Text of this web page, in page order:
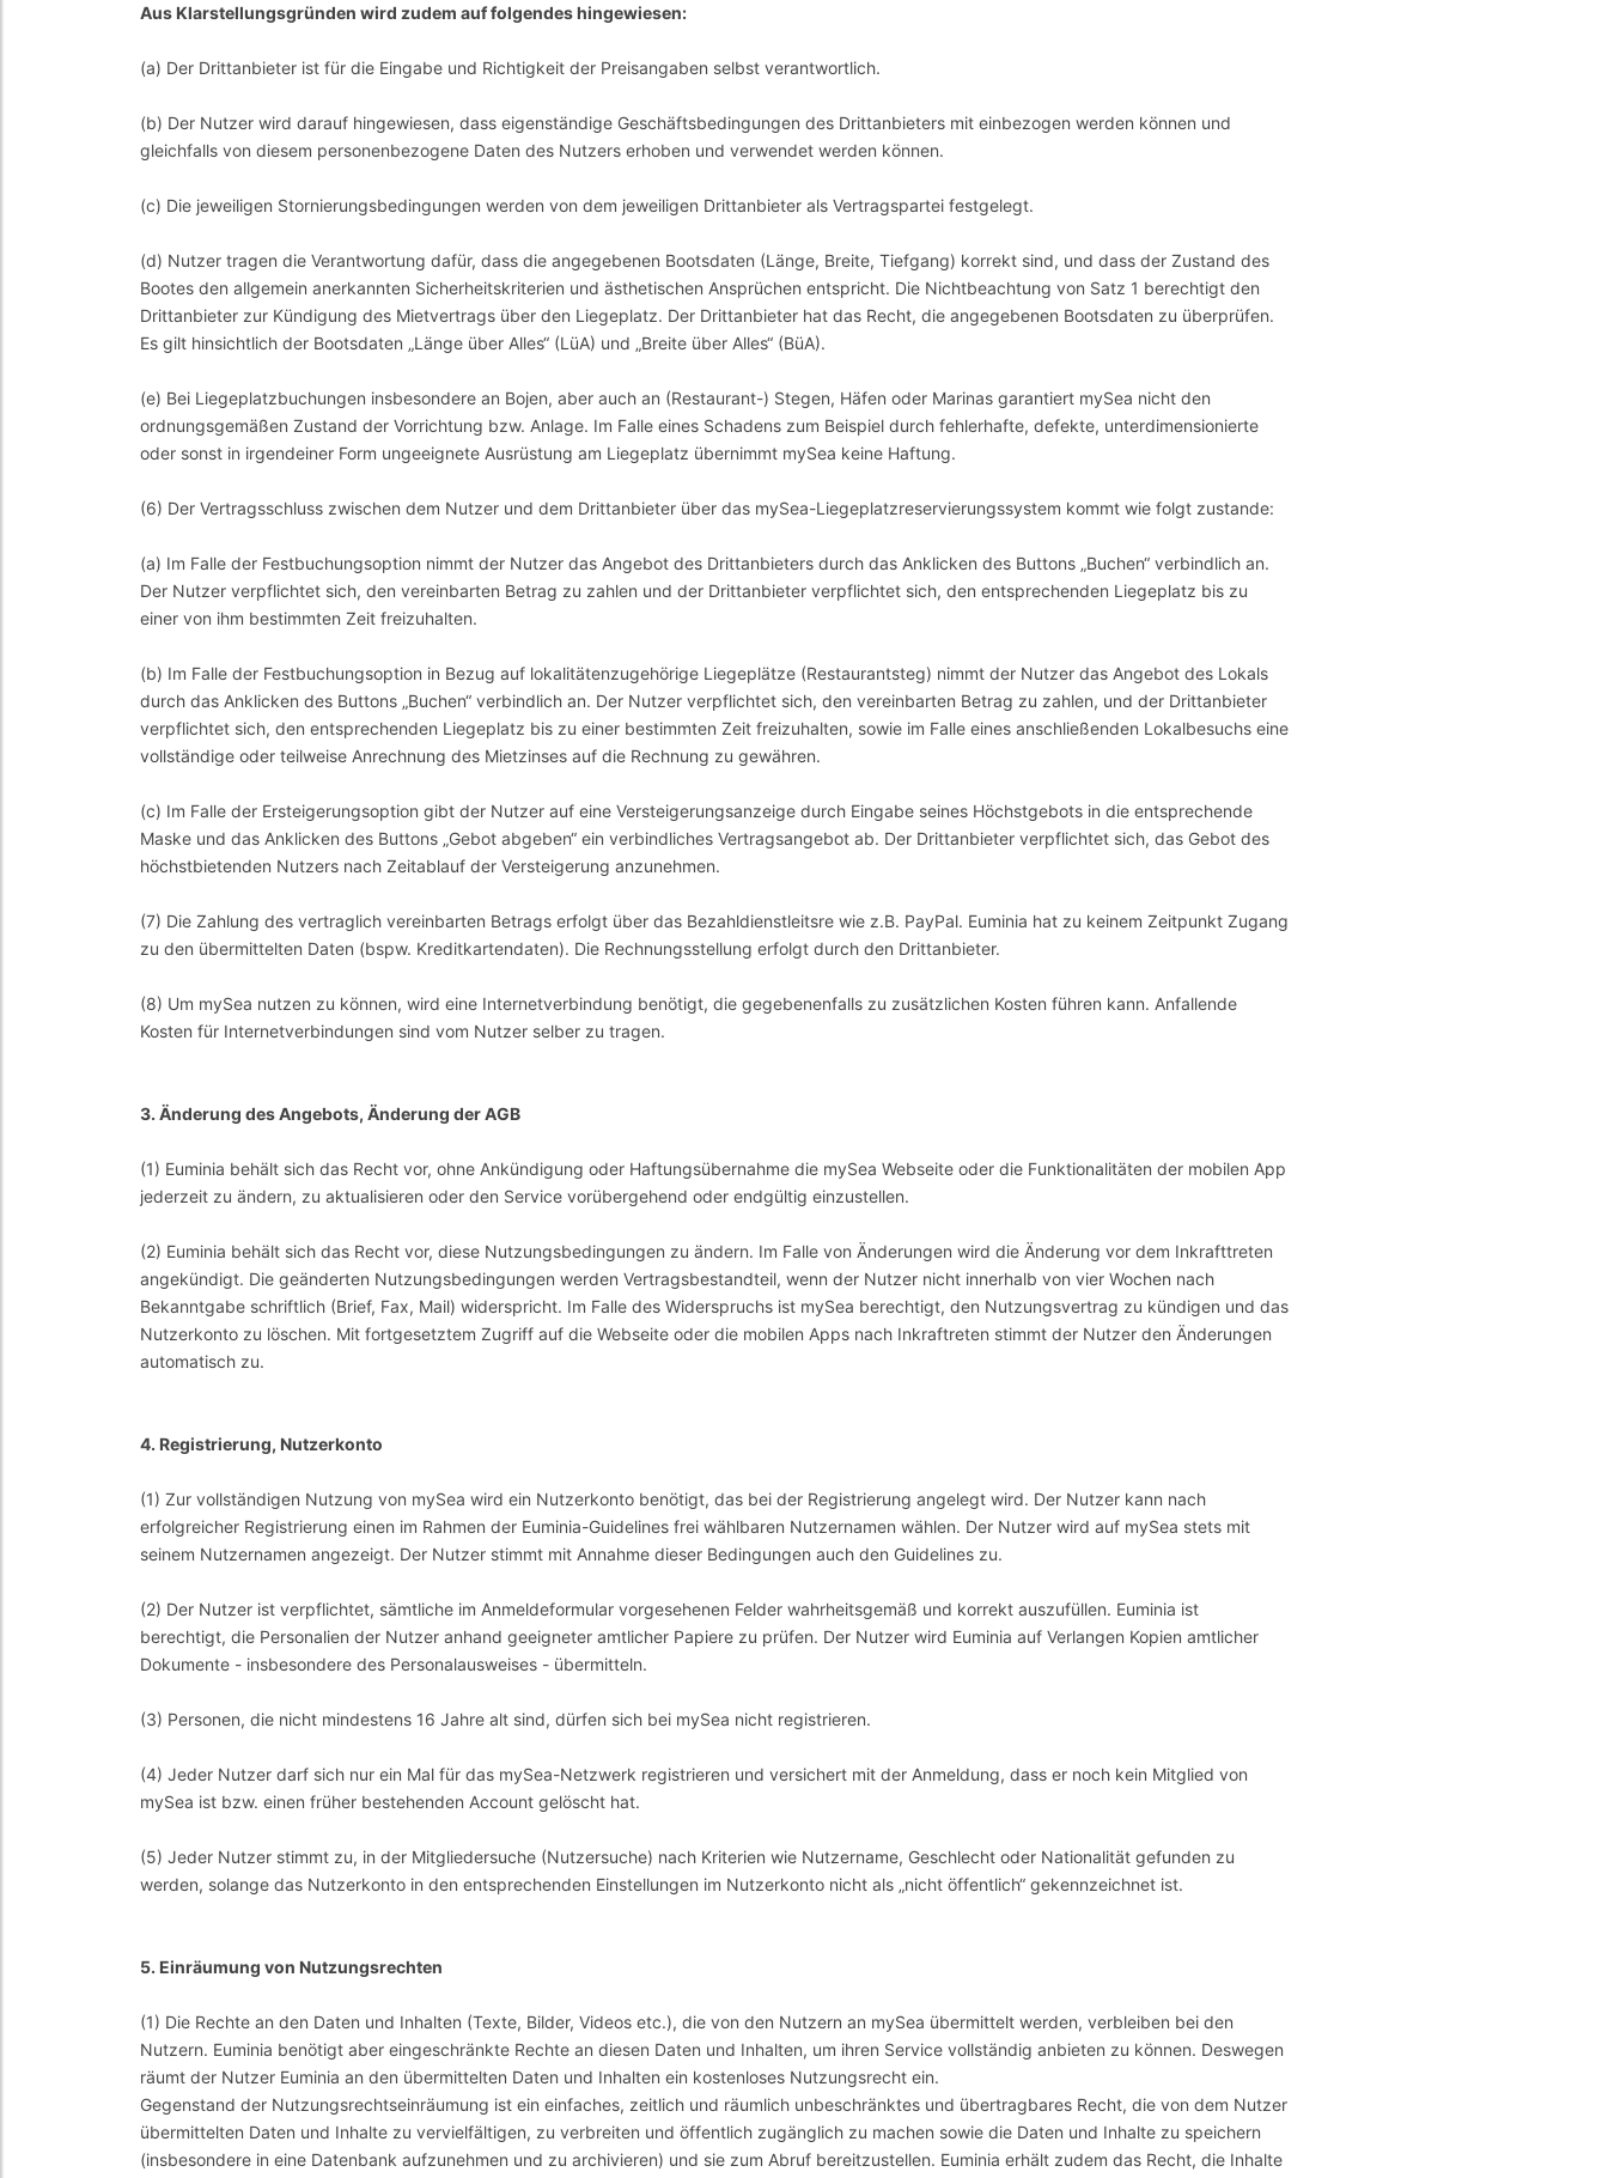
Aus Klarstellungsgründen wird zudem auf folgendes hingewiesen:
(a) Der Drittanbieter ist für die Eingabe und Richtigkeit der Preisangaben selbst verantwortlich.
(b) Der Nutzer wird darauf hingewiesen, dass eigenständige Geschäftsbedingungen des Drittanbieters mit einbezogen werden können und
gleichfalls von diesem personenbezogene Daten des Nutzers erhoben und verwendet werden können.
(c) Die jeweiligen Stornierungsbedingungen werden von dem jeweiligen Drittanbieter als Vertragspartei festgelegt.
(d) Nutzer tragen die Verantwortung dafür, dass die angegebenen Bootsdaten (Länge, Breite, Tiefgang) korrekt sind, und dass der Zustand des
Bootes den allgemein anerkannten Sicherheitskriterien und ästhetischen Ansprüchen entspricht. Die Nichtbeachtung von Satz 1 berechtigt den
Drittanbieter zur Kündigung des Mietvertrags über den Liegeplatz. Der Drittanbieter hat das Recht, die angegebenen Bootsdaten zu überprüfen.
Es gilt hinsichtlich der Bootsdaten „Länge über Alles“ (LüA) und „Breite über Alles“ (BüA).
(e) Bei Liegeplatzbuchungen insbesondere an Bojen, aber auch an (Restaurant-) Stegen, Häfen oder Marinas garantiert mySea nicht den
ordnungsgemäßen Zustand der Vorrichtung bzw. Anlage. Im Falle eines Schadens zum Beispiel durch fehlerhafte, defekte, unterdimensionierte
oder sonst in irgendeiner Form ungeeignete Ausrüstung am Liegeplatz übernimmt mySea keine Haftung.
(6) Der Vertragsschluss zwischen dem Nutzer und dem Drittanbieter über das mySea-Liegeplatzreservierungssystem kommt wie folgt zustande:
(a) Im Falle der Festbuchungsoption nimmt der Nutzer das Angebot des Drittanbieters durch das Anklicken des Buttons „Buchen“ verbindlich an.
Der Nutzer verpflichtet sich, den vereinbarten Betrag zu zahlen und der Drittanbieter verpflichtet sich, den entsprechenden Liegeplatz bis zu
einer von ihm bestimmten Zeit freizuhalten.
(b) Im Falle der Festbuchungsoption in Bezug auf lokalitätenzugehörige Liegeplätze (Restaurantsteg) nimmt der Nutzer das Angebot des Lokals
durch das Anklicken des Buttons „Buchen“ verbindlich an. Der Nutzer verpflichtet sich, den vereinbarten Betrag zu zahlen, und der Drittanbieter
verpflichtet sich, den entsprechenden Liegeplatz bis zu einer bestimmten Zeit freizuhalten, sowie im Falle eines anschließenden Lokalbesuchs eine
vollständige oder teilweise Anrechnung des Mietzinses auf die Rechnung zu gewähren.
(c) Im Falle der Ersteigerungsoption gibt der Nutzer auf eine Versteigerungsanzeige durch Eingabe seines Höchstgebots in die entsprechende
Maske und das Anklicken des Buttons „Gebot abgeben“ ein verbindliches Vertragsangebot ab. Der Drittanbieter verpflichtet sich, das Gebot des
höchstbietenden Nutzers nach Zeitablauf der Versteigerung anzunehmen.
(7) Die Zahlung des vertraglich vereinbarten Betrags erfolgt über das Bezahldienstleitsre wie z.B. PayPal. Euminia hat zu keinem Zeitpunkt Zugang
zu den übermittelten Daten (bspw. Kreditkartendaten). Die Rechnungsstellung erfolgt durch den Drittanbieter.
(8) Um mySea nutzen zu können, wird eine Internetverbindung benötigt, die gegebenenfalls zu zusätzlichen Kosten führen kann. Anfallende
Kosten für Internetverbindungen sind vom Nutzer selber zu tragen.
3. Änderung des Angebots, Änderung der AGB
(1) Euminia behält sich das Recht vor, ohne Ankündigung oder Haftungsübernahme die mySea Webseite oder die Funktionalitäten der mobilen App
jederzeit zu ändern, zu aktualisieren oder den Service vorübergehend oder endgültig einzustellen.
(2) Euminia behält sich das Recht vor, diese Nutzungsbedingungen zu ändern. Im Falle von Änderungen wird die Änderung vor dem Inkrafttreten
angekündigt. Die geänderten Nutzungsbedingungen werden Vertragsbestandteil, wenn der Nutzer nicht innerhalb von vier Wochen nach
Bekanntgabe schriftlich (Brief, Fax, Mail) widerspricht. Im Falle des Widerspruchs ist mySea berechtigt, den Nutzungsvertrag zu kündigen und das
Nutzerkonto zu löschen. Mit fortgesetztem Zugriff auf die Webseite oder die mobilen Apps nach Inkraftreten stimmt der Nutzer den Änderungen
automatisch zu.
4. Registrierung, Nutzerkonto
(1) Zur vollständigen Nutzung von mySea wird ein Nutzerkonto benötigt, das bei der Registrierung angelegt wird. Der Nutzer kann nach
erfolgreicher Registrierung einen im Rahmen der Euminia-Guidelines frei wählbaren Nutzernamen wählen. Der Nutzer wird auf mySea stets mit
seinem Nutzernamen angezeigt. Der Nutzer stimmt mit Annahme dieser Bedingungen auch den Guidelines zu.
(2) Der Nutzer ist verpflichtet, sämtliche im Anmeldeformular vorgesehenen Felder wahrheitsgemäß und korrekt auszufüllen. Euminia ist
berechtigt, die Personalien der Nutzer anhand geeigneter amtlicher Papiere zu prüfen. Der Nutzer wird Euminia auf Verlangen Kopien amtlicher
Dokumente - insbesondere des Personalausweises - übermitteln.
(3) Personen, die nicht mindestens 16 Jahre alt sind, dürfen sich bei mySea nicht registrieren.
(4) Jeder Nutzer darf sich nur ein Mal für das mySea-Netzwerk registrieren und versichert mit der Anmeldung, dass er noch kein Mitglied von
mySea ist bzw. einen früher bestehenden Account gelöscht hat.
(5) Jeder Nutzer stimmt zu, in der Mitgliedersuche (Nutzersuche) nach Kriterien wie Nutzername, Geschlecht oder Nationalität gefunden zu
werden, solange das Nutzerkonto in den entsprechenden Einstellungen im Nutzerkonto nicht als „nicht öffentlich“ gekennzeichnet ist.
5. Einräumung von Nutzungsrechten
(1) Die Rechte an den Daten und Inhalten (Texte, Bilder, Videos etc.), die von den Nutzern an mySea übermittelt werden, verbleiben bei den
Nutzern. Euminia benötigt aber eingeschränkte Rechte an diesen Daten und Inhalten, um ihren Service vollständig anbieten zu können. Deswegen
räumt der Nutzer Euminia an den übermittelten Daten und Inhalten ein kostenloses Nutzungsrecht ein.
Gegenstand der Nutzungsrechtseinräumung ist ein einfaches, zeitlich und räumlich unbeschränktes und übertragbares Recht, die von dem Nutzer
übermittelten Daten und Inhalte zu vervielfältigen, zu verbreiten und öffentlich zugänglich zu machen sowie die Daten und Inhalte zu speichern
(insbesondere in eine Datenbank aufzunehmen und zu archivieren) und sie zum Abruf bereitzustellen. Euminia erhält zudem das Recht, die Inhalte